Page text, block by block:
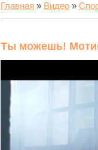
Главная » Видео »
Ты можешь!